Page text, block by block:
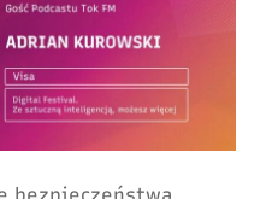
bezpieczeństwa